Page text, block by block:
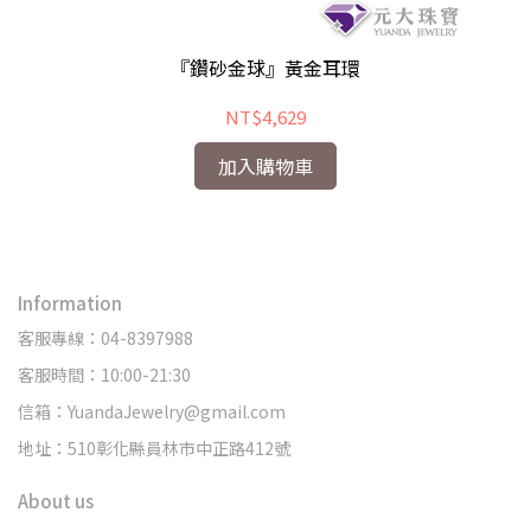
『鑽砂金球』黃金耳環
NT$4,629
加入購物車
Information
客服專線：04-8397988
客服時間：10:00-21:30
信箱：YuandaJewelry@gmail.com
地址：510彰化縣員林市中正路412號
About us